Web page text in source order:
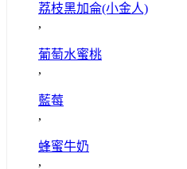
荔枝黑加侖(小金人)
,
葡萄水蜜桃
,
藍莓
,
蜂蜜牛奶
,